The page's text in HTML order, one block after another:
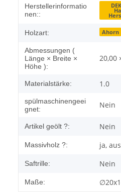
Produkteigenschaft
Wert
Herstellerinformatio
nen::
Holzart: Ahorn
Abmessungen (
Länge × Breite ×
Höhe ):
20,00
Materialstärke: 1.0
spülmaschinengeei
gnet:
Nein
Artikel geölt ?: Nein
Massivholz ?: ja,
Saftrille: Nein
Maße: